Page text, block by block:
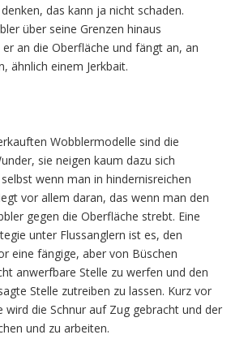
das kann ja nicht schaden.
über seine Grenzen hinaus
an die Oberfläche und fängt an, an
ähnlich einem Jerkbait.
Wobblermodelle sind die
sie neigen kaum dazu sich
wenn man in hindernisreichen
vor allem daran, das wenn man den
gegen die Oberfläche strebt. Eine
unter Flussanglern ist es, den
eine fängige, aber von Büschen
anwerfbare Stelle zu werfen und den
Stelle zutreiben zu lassen. Kurz vor
wird die Schnur auf Zug gebracht und der
und zu arbeiten.